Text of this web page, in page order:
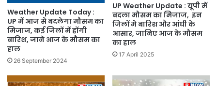
Weather Update Today :
UP में आज से बदलेगा मौसम का
मिजाज, कई जिलों में होंगी
बारिश, जाने आज के मौसम का
हाल
26 September 2024
UP Weather Update : यूपी में
बदला मौसम का मिजाज, इन
जिलों मे बारिश और आंधी के
आसार, जानिए आज के मौसम
का हाल
17 April 2025